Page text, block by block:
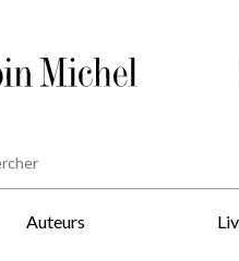
Auteurs